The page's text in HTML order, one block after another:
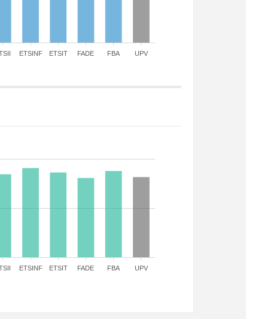
ETSINF ETSIT FADE FBA UPV
ETSINF ETSIT FADE FBA UPV